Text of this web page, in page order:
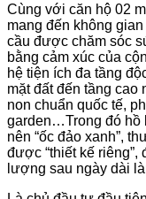
Cùng với căn hộ 02
mang đến không
cầu được chăm sóc
bằng cảm xúc của
hệ tiện ích đa tầng
mặt đất đến tầng
non chuẩn quốc tế,
garden…Trong đó hồ
nên “ốc đảo xanh”,
được “thiết kế
lượng sau ngày dài